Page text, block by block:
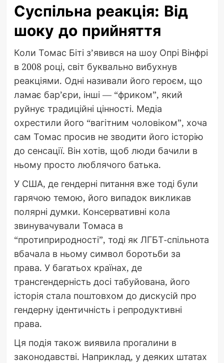
Суспільна реакція: Від
шоку до прийняття
Коли Томас Біті з’явився на шоу Опрі Вінфрі
в 2008 році, світ буквально вибухнув
реакціями. Одні називали його героєм, що
ламає бар’єри, інші — “фриком”, який
руйнує традиційні цінності. Медіа
охрестили його “вагітним чоловіком”, хоча
сам Томас просив не зводити його історію
до сенсації. Він хотів, щоб люди бачили в
ньому просто люблячого батька.
У США, де гендерні питання вже тоді були
гарячою темою, його випадок викликав
полярні думки. Консервативні кола
звинувачували Томаса в
“протиприродності”, тоді як ЛГБТ-спільнота
вбачала в ньому символ боротьби за
права. У багатьох країнах, де
трансгендерність досі табуйована, його
історія стала поштовхом до дискусій про
гендерну ідентичність і репродуктивні
права.
Ця подія також виявила прогалини в
законодавстві. Наприклад, у деяких штатах